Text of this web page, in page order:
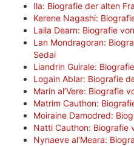
Ila: Biografie der alten
Kerene Nagashi:
Laila Dearn: Biografie
Lan Mondragoran:
Sedai
Liandrin Guirale:
Logain Ablar: Biografie
Marin al’Vere: Biografie
Matrim Cauthon:
Moiraine Damodred:
Natti Cauthon: Biografie
Nynaeve al’Meara: